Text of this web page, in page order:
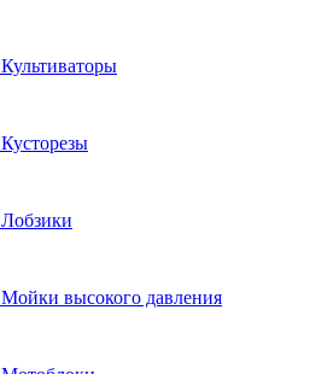
Культиваторы
Кусторезы
Лобзики
Мойки высокого давления